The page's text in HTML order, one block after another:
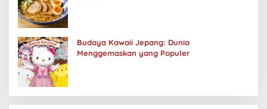
Budaya Kawaii Jepang: Dunia
Menggemaskan yang Populer